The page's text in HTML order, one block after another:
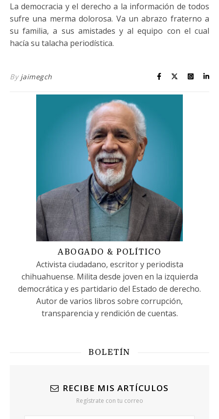
La democracia y el derecho a la información de todos
sufre una merma dolorosa. Va un abrazo fraterno a
su familia, a sus amistades y al equipo con el cual
hacía su talacha periodística.
By jaimegch
ABOGADO & POLÍTICO
Activista ciudadano, escritor y periodista
chihuahuense. Milita desde joven en la izquierda
democrática y es partidario del Estado de derecho.
Autor de varios libros sobre corrupción,
transparencia y rendición de cuentas.
BOLETÍN
RECIBE MIS ARTÍCULOS
Regístrate con tu correo